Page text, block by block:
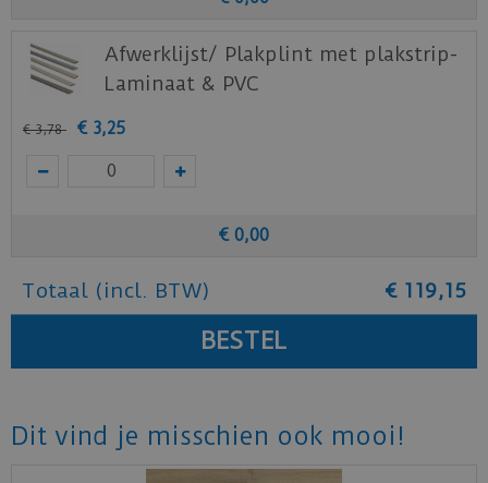
Afwerklijst/ Plakplint met plakstrip-
Laminaat & PVC
€ 3,78 € 3,25
€ 0,00
Totaal (incl. BTW) € 119,15
Dit vind je misschien ook mooi!